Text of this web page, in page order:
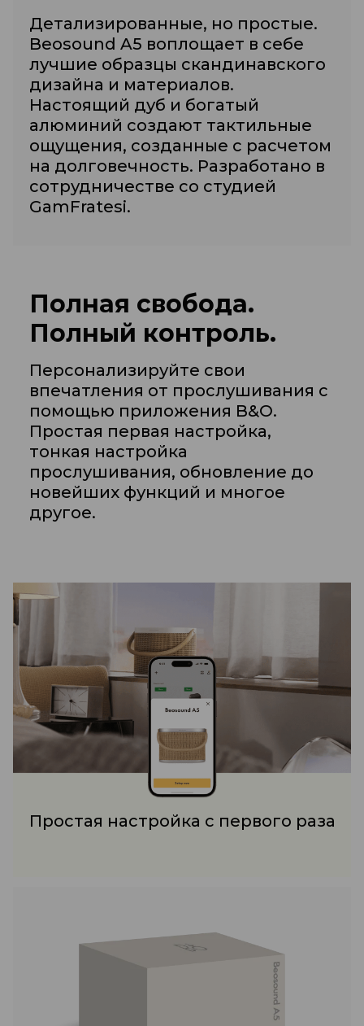
Детализированные, но простые.
Beosound A5 воплощает в себе
лучшие образцы скандинавского
дизайна и материалов.
Настоящий дуб и богатый
алюминий создают тактильные
ощущения, созданные с расчетом
на долговечность. Разработано в
сотрудничестве со студией
GamFratesi.
Полная свобода.
Полный контроль.
Персонализируйте свои
впечатления от прослушивания с
помощью приложения B&O.
Простая первая настройка,
тонкая настройка
прослушивания, обновление до
новейших функций и многое
другое.
Простая настройка с первого раза